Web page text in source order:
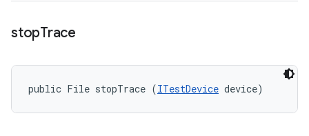
stopTrace
public File stopTrace (ITestDevice device)